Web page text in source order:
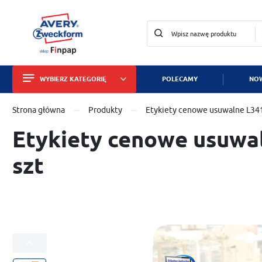
WYBIERZ KATEGORIĘ
Etykiety
Wizytówki i papiery
Identyfikatory
POLECAMY
Strona główna Produkty Etykiety cenowe usuwalne
Etykiety cenowe
szt